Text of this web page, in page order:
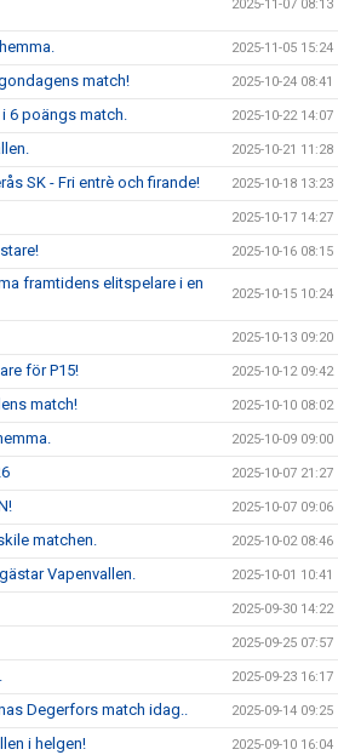
2025-11-07 08:13
2025-11-05 15:24
match! 2025-10-24 08:41
6 poängs match. 2025-10-22 14:07
2025-10-21 11:28
SK - Fri entrè och firande! 2025-10-18 13:23
2025-10-17 14:27
2025-10-16 08:15
framtidens elitspelare i en
2025-10-15 10:24
2025-10-13 09:20
för P15! 2025-10-12 09:42
match! 2025-10-10 08:02
2025-10-09 09:00
2025-10-07 21:27
2025-10-07 09:06
matchen. 2025-10-02 08:46
Vapenvallen. 2025-10-01 10:41
2025-09-30 14:22
2025-09-25 07:57
2025-09-23 16:17
Degerfors match idag.. 2025-09-14 09:25
i helgen! 2025-09-10 16:04